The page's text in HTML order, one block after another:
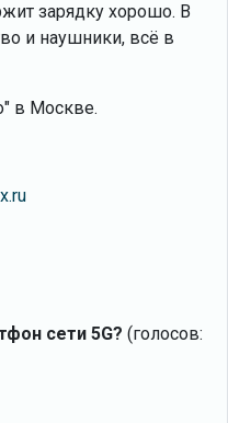
зарядку хорошо. В
и наушники, всё в
в Москве.
сети 5G? (голосов: